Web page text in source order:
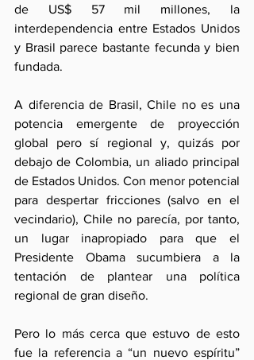
de US$ 57 mil millones, la
interdependencia entre Estados Unidos
y Brasil parece bastante fecunda y bien
fundada.
A diferencia de Brasil, Chile no es una
potencia emergente de proyección
global pero sí regional y, quizás por
debajo de Colombia, un aliado principal
de Estados Unidos. Con menor potencial
para despertar fricciones (salvo en el
vecindario), Chile no parecía, por tanto,
un lugar inapropiado para que el
Presidente Obama sucumbiera a la
tentación de plantear una política
regional de gran diseño.
Pero lo más cerca que estuvo de esto
fue la referencia a “un nuevo espíritu”